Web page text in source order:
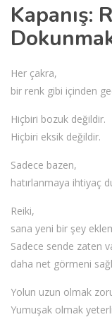
Kapanış:
Her çakra,
bir renk gibi içinden
Hiçbiri bozuk değildir.
Hiçbiri eksik değildir.
Sadece bazen,
hatırlanmaya ihtiyaç
Reiki,
sana yeni bir şey
Sadece sende zaten
daha net görmeni
Yolun uzun olmak
Yumuşak olmak